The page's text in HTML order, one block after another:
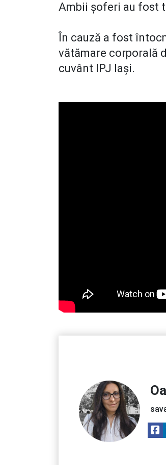
Ambii șoferi au fost
În cauză a fost
vătămare corporală
cuvânt IPJ Iași.